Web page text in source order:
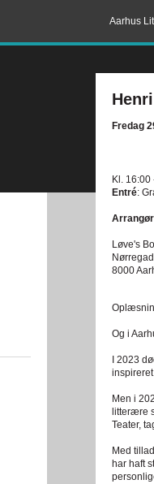
Aarhus
Fredag
Kl. 16:00
Entré:
Løve's
8000
Og i
I 2023
Men i
litterære
Teater,
Med
har haft